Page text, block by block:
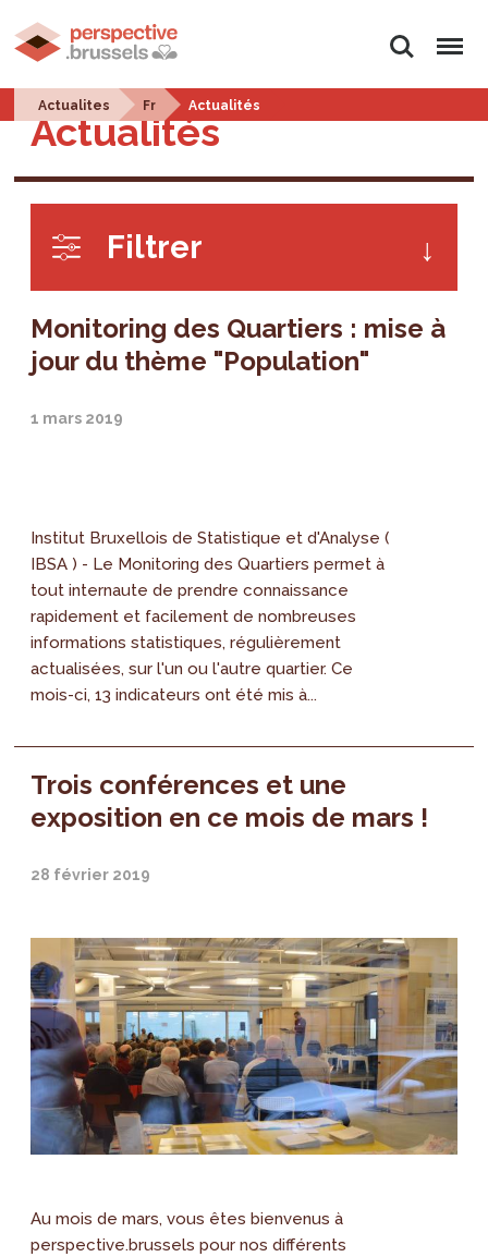
Rechercher
Menu
Actualites Fr Actualités
Actualités
Filtrer
Monitoring des Quartiers : mise à
jour du thème "Population"
1 mars 2019
Institut Bruxellois de Statistique et d'Analyse (
IBSA ) - Le Monitoring des Quartiers permet à
tout internaute de prendre connaissance
rapidement et facilement de nombreuses
informations statistiques, régulièrement
actualisées, sur l'un ou l'autre quartier. Ce
mois-ci, 13 indicateurs ont été mis à...
Trois conférences et une
exposition en ce mois de mars !
28 février 2019
Au mois de mars, vous êtes bienvenus à
perspective.brussels pour nos différents